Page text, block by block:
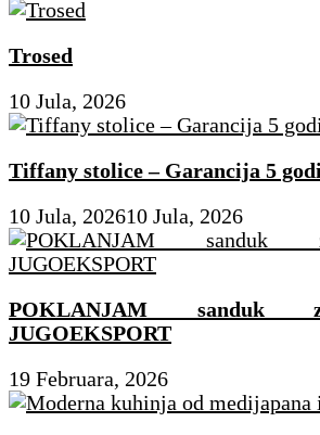
Trosed
10 Jula, 2026
Tiffany stolice – Garancija 5
10 Jula, 202610 Jula, 2026
POKLANJAM sanduk
JUGOEKSPORT
19 Februara, 2026